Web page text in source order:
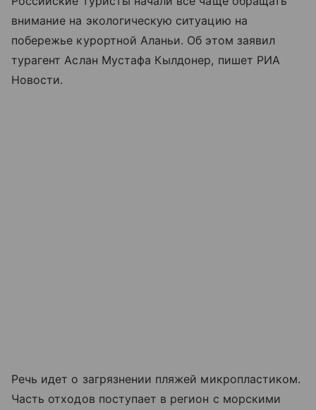
внимание на экологическую ситуацию на
побережье курортной Аланьи. Об этом заявил
турагент Аслан Мустафа Кылдонер, пишет РИА
Новости.
Речь идет о загрязнении пляжей микропластиком.
Часть отходов поступает в регион с морскими